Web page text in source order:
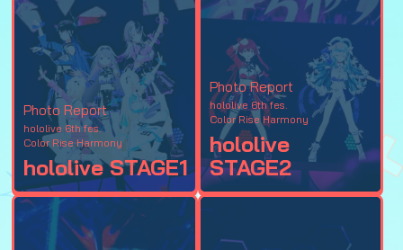
Photo Report
hololive 6th fes.
Color Rise Harmony
hololive STAGE1
Photo Report
hololive 6th fes.
Color Rise Harmony
hololive
STAGE2